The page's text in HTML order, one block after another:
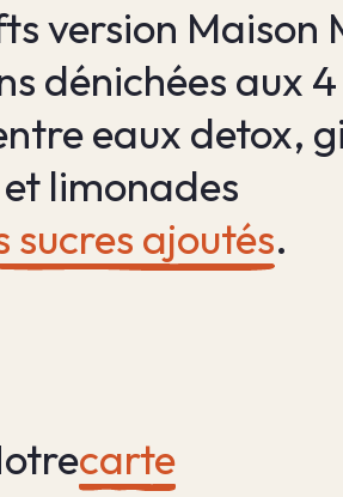
version Maison
dénichées aux
eaux detox,
limonades
sucres ajoutés.
carte